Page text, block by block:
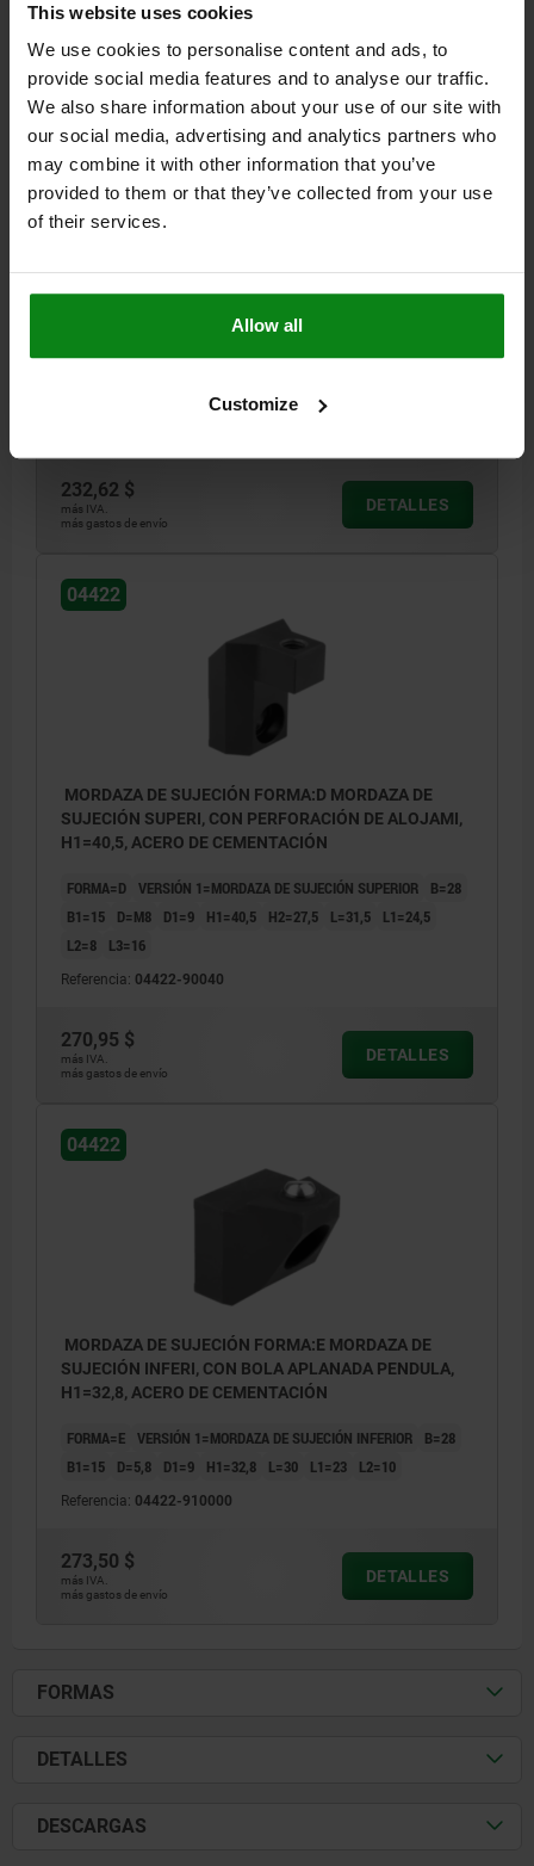
This website uses cookies
We use cookies to personalise content and ads, to
provide social media features and to analyse our traffic.
We also share information about your use of our site with
our social media, advertising and analytics partners who
may combine it with other information that you’ve
provided to them or that they’ve collected from your use
of their services.
Allow all
Customize
04422
SUJECIÓN SUPERI, CON PERFORACIÓN DE ALOJAMI,
H1=29,5, ACERO DE CEMENTACIÓN
VERSIÓN 1=MORDAZA DE SUJECIÓN SUPERIOR
B1=15 D=M8 D1=9 H1=29,5 H2=16,5 L=31,5 L1=24,5
232,62 $
más IVA.
más gastos de envío
DETALLES
04422
MORDAZA DE SUJECIÓN FORMA:D MORDAZA DE
SUJECIÓN SUPERI, CON PERFORACIÓN DE ALOJAMI,
H1=40,5, ACERO DE CEMENTACIÓN
FORMA=D VERSIÓN 1=MORDAZA DE SUJECIÓN SUPERIOR
B=28
B1=15
D=M8 D1=9 H1=40,5 H2=27,5 L=31,5
L1=24,5
L2=8
L3=16
Referencia: 04422-90040
270,95 $
más IVA.
más gastos de envío
DETALLES
04422
MORDAZA DE SUJECIÓN FORMA:E MORDAZA DE
SUJECIÓN INFERI, CON BOLA APLANADA PENDULA,
H1=32,8, ACERO DE CEMENTACIÓN
FORMA=E VERSIÓN 1=MORDAZA DE SUJECIÓN INFERIOR
B=28
B1=15
D=5,8 D1=9 H1=32,8 L=30 L1=23 L2=10
Referencia: 04422-910000
273,50 $
más IVA.
más gastos de envío
DETALLES
FORMAS
DETALLES
DESCARGAS